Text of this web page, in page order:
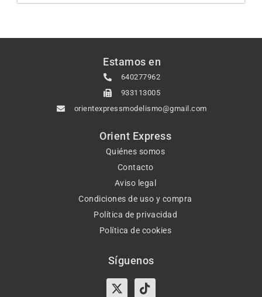
Estamos en
640277962
933113005
orientexpressmodelismo@gmail.com
Orient Express
Quiénes somos
Contacto
Aviso legal
Condiciones de uso y compra
Política de privacidad
Política de cookies
Síguenos
X-
Tiktok
InstagramFacebook